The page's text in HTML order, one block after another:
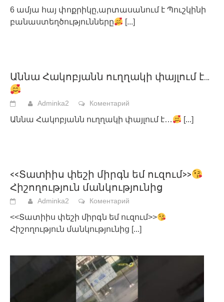
6 ամյա հայ փոքրիկը,արտասանում է Պուշկինի
բանաստեղծությունները
[...]
Աննա Հակոբյանն ուղղակի փայլում է…
Adminka2 Коментарий
Աննա Հակոբյանն ուղղակի փայլում է… [...]
<<Տատիիս փեշի միրգն եմ ուզում>>
Հիշողություն մանկությունից
Adminka2 Коментарий
<<Տատիիս փեշի միրգն եմ ուզում>>
Հիշողություն մանկությունից [...]